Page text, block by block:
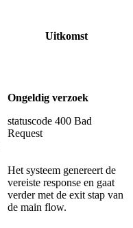
Uitkomst
Ongeldig verzoek
statuscode 400 Bad
Request
Het systeem genereert de
vereiste response en gaat
verder met de exit stap van
de main flow.